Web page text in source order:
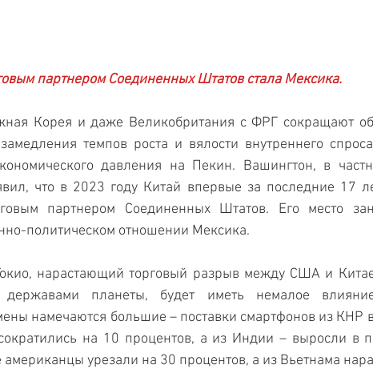
партнером Соединенных Штатов стала Мексика.
Корея и даже Великобритания с ФРГ сокращают
темпов роста и вялости внутреннего
давления на Пекин. Вашингтон, в
что в 2023 году Китай впервые за последние 17
партнером Соединенных Штатов. Его место
политическом отношении Мексика.
нарастающий торговый разрыв между США и
державами планеты, будет иметь немалое
намечаются большие – поставки смартфонов из
на 10 процентов, а из Индии – выросли в
американцы урезали на 30 процентов, а из Вьетнама